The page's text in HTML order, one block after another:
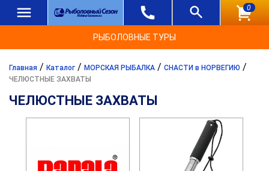
0
РЫБОЛОВНЫЕ ТУРЫ
Главная / Каталог / МОРСКАЯ РЫБАЛКА / СНАСТИ в НОРВЕГИЮ /
ЧЕЛЮСТНЫЕ ЗАХВАТЫ
ЧЕЛЮСТНЫЕ ЗАХВАТЫ